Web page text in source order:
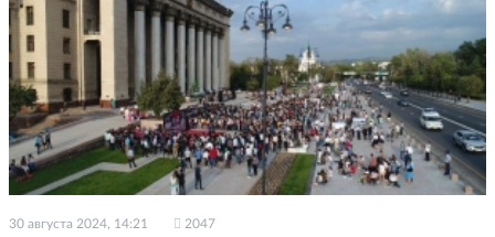
30 августа 2024, 14:21 2047